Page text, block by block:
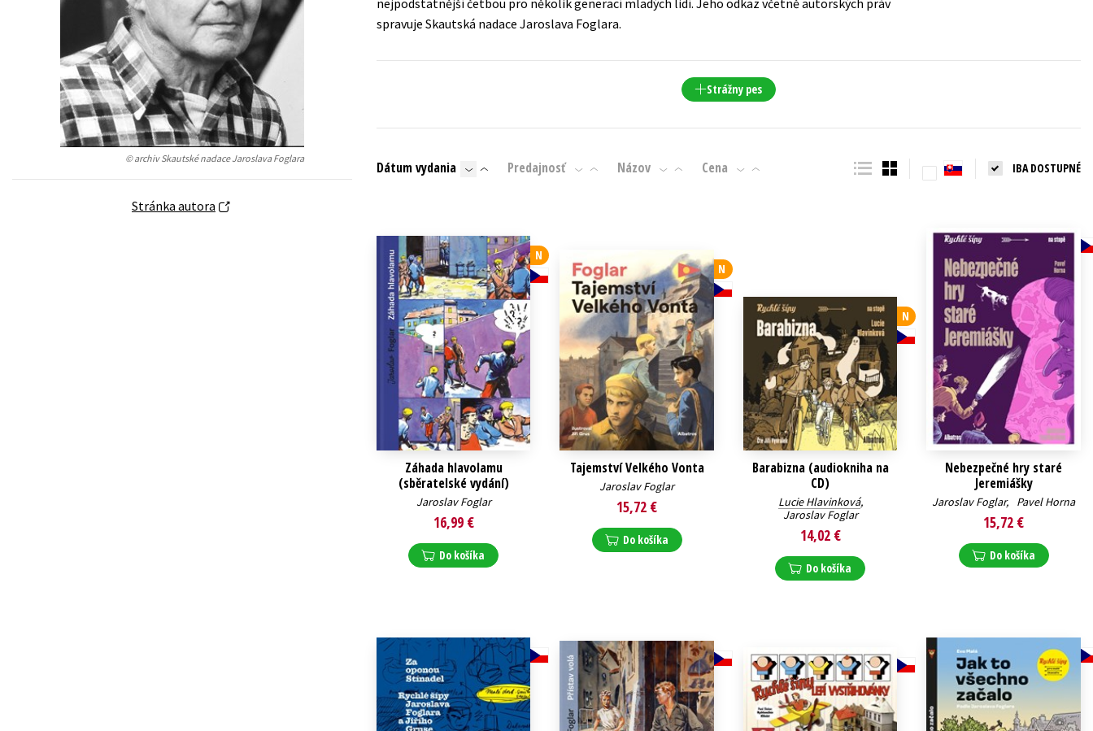
Beletria pre deti
Beletria pre dospelých
Humanitné a spoločenské vedy
Jazyky
Kalendáre, diáre
Kariéra a osobný rozvoj
Počítače
Young adult
Young adult (SK)
Zdravie a životný štýl
Všetky tituly
© archiv Skautské nadace Jaroslava Foglara
Stránka autora
nejpodstatnější četbou pro několik generací mladých lidí. Jeho odkaz včetně autorských práv
spravuje Skautská nadace Jaroslava Foglara.
Strážny pes
Dátum vydania Predajnosť Názov Cena IBA DOSTUPNÉ
N
Záhada hlavolamu
(sběratelské vydání)
Jaroslav Foglar
16,99 €
Do košíka
N
Tajemství Velkého Vonta
Jaroslav Foglar
15,72 €
Do košíka
N
Barabizna (audiokniha na
CD)
Lucie Hlavinková,
Jaroslav Foglar
14,02 €
Do košíka
Nebezpečné hry staré
Jeremiášky
Jaroslav Foglar, Pavel Horna
15,72 €
Do košíka